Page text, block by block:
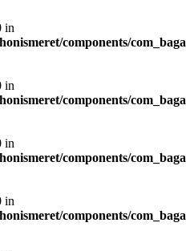
in
components/
in
components/
in
components/
in
components/